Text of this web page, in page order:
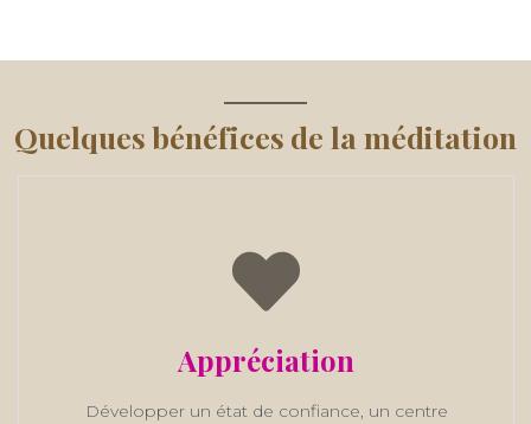
Quelques bénéfices de la méditation
Appréciation
Développer un état de confiance, un centre